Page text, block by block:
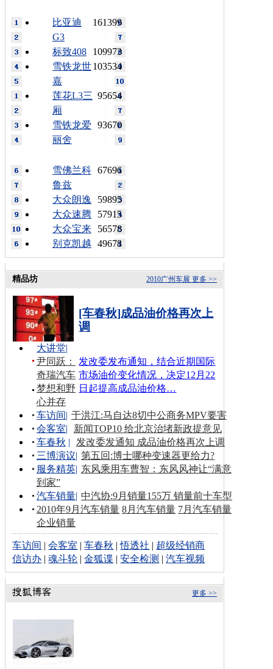
161399
比亚迪
G3
109973
标致408
103534
雪铁龙世
嘉
95654
莲花L3三
厢
93670
雪铁龙爱
丽舍
67696
雪佛兰科
鲁兹
59895
大众朗逸
57915
大众速腾
56578
大众宝来
49678
别克凯越
更多 >>
2010广州车展
精品坊
[车春秋]成品油价格再次上
调
发改委发布通知，结合近期国际
市场油价变化情况，决定12月22
日起提高成品油价格…
大讲堂|
尹同跃：
奇瑞汽车
梦想和野
心并存
车访间| 于洪江:马自达8切中公商务MPV要害
会客室|
新闻TOP10 给北京治堵新政提意见
车春秋 |
发改委发通知 成品油价格再次上调
三博演议| 第五回:博士哪种变速器更给力?
服务精英| 东风乘用车曹智：东风风神让“满意
到家”
汽车销量| 中汽协:9月销量155万 销量前十车型
2010年9月汽车销量 8月汽车销量 7月汽车销量
企业销量
车访间 |会客室 |车春秋 |悟透社 | 超级经销商
信访办 |魂斗轮 |金狐谍 |安全检测 |汽车视频
更多 >>